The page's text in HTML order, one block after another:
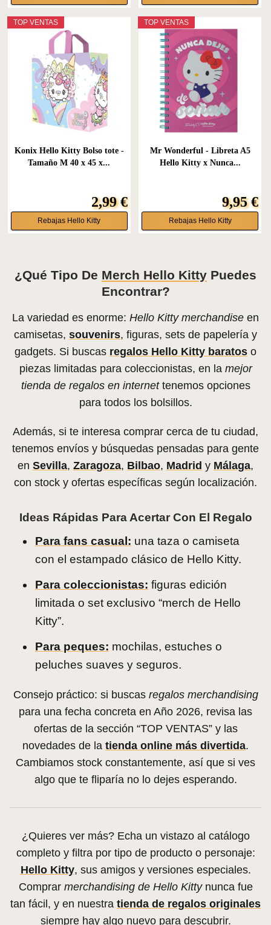
TOP VENTAS
Konix Hello Kitty Bolso tote -
Tamaño M 40 x 45 x...
2,99 €
Rebajas Hello Kitty
TOP VENTAS
Mr Wonderful - Libreta A5
Hello Kitty x Nunca...
9,95 €
Rebajas Hello Kitty
¿Qué Tipo De Merch Hello Kitty Puedes
Encontrar?
La variedad es enorme: Hello Kitty merchandise en
camisetas, souvenirs, figuras, sets de papelería y
gadgets. Si buscas regalos Hello Kitty baratos o
piezas limitadas para coleccionistas, en la mejor
tienda de regalos en internettenemos opciones
para todos los bolsillos.
Además, si te interesa comprar cerca de tu ciudad,
tenemos envíos y búsquedas pensadas para gente
en Sevilla, Zaragoza, Bilbao, Madrid y Málaga,
con stock y ofertas específicas según localización.
Ideas Rápidas Para Acertar Con El Regalo
Para fans casual: una taza o camiseta
con el estampado clásico de Hello Kitty.
Para coleccionistas: figuras edición
limitada o set exclusivo “merch de Hello
Kitty”.
Para peques: mochilas, estuches o
peluches suaves y seguros.
Consejo práctico: si buscas regalos merchandising
para una fecha concreta en Año 2026, revisa las
ofertas de la sección “TOP VENTAS” y las
novedades de la tienda online más divertida.
Cambiamos stock constantemente, así que si ves
algo que te fliparía no lo dejes esperando.
¿Quieres ver más? Echa un vistazo al catálogo
completo y filtra por tipo de producto o personaje:
Hello Kitty, sus amigos y versiones especiales.
Comprar merchandising de Hello Kittynunca fue
tan fácil, y en nuestra tienda de regalos originales
siempre hay algo nuevo para descubrir.